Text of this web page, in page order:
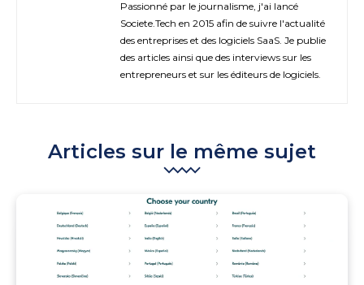
Passionné par le journalisme, j'ai lancé
Societe.Tech en 2015 afin de suivre l'actualité
des entreprises et des logiciels SaaS. Je publie
des articles ainsi que des interviews sur les
entrepreneurs et sur les éditeurs de logiciels.
Articles sur le même sujet